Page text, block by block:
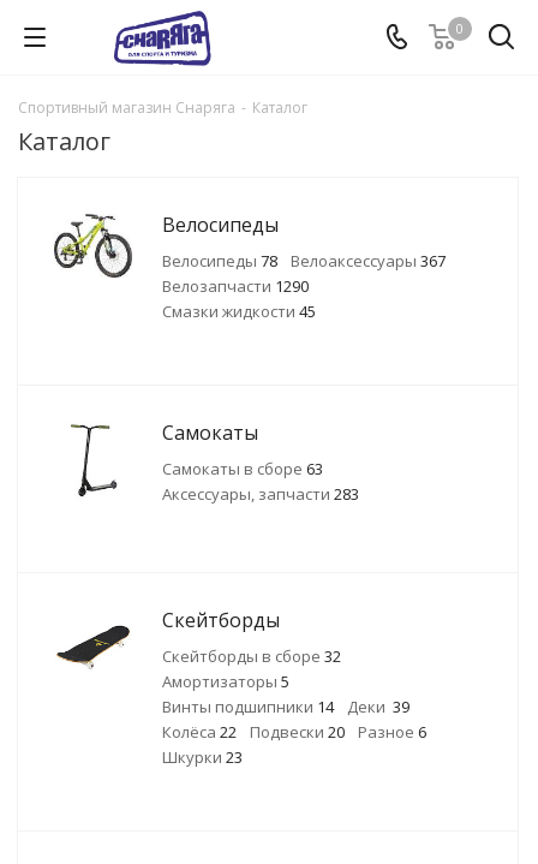
0
Спортивный магазин Снаряга - Каталог
Каталог
Велосипеды
Велосипеды 78 Велоаксессуары 367
Велозапчасти 1290
Смазки жидкости 45
Самокаты
Самокаты в сборе 63
Аксессуары, запчасти 283
Скейтборды
Скейтборды в сборе 32
Амортизаторы 5
Винты подшипники 14 Деки 39
Колёса 22 Подвески 20 Разное 6
Шкурки 23